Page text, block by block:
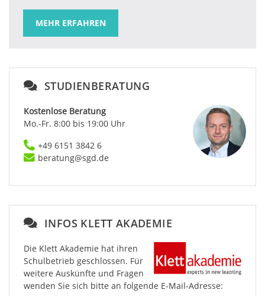
MEHR ERFAHREN
STUDIENBERATUNG
Kostenlose Beratung
Mo.-Fr. 8:00 bis 19:00 Uhr
+49 6151 3842 6
beratung@sgd.de
INFOS KLETT AKADEMIE
Die Klett Akademie hat ihren
Schulbetrieb geschlossen. Für
weitere Auskünfte und Fragen
wenden Sie sich bitte an folgende E-Mail-Adresse: